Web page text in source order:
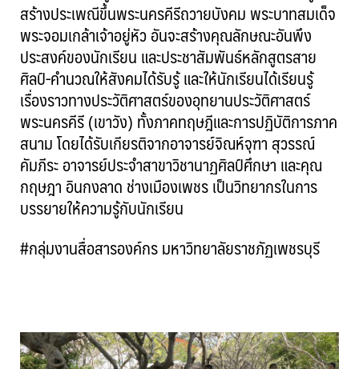
สร้างประเพณีขึ้นพระนครคีรีถวายบังคม พระบาทสมเด็จ
พระจอมเกล้าเจ้าอยู่หัว อันจะสร้างคุณลักษณะอันพึง
ประสงค์ของนักเรียน และประชาสัมพันธ์หลักสูตรสาย
ศิลป์-คำนวณให้สังคมได้รับรู้ และให้นักเรียนได้เรียนรู้
เรื่องราวทางประวัติศาสตร์ของอุทยานประวัติศาสตร์
พระนครคีรี (เขาวัง) ทั้งภาคทฤษฎีและการปฏิบัติการภาค
สนาม โดยได้รับเกียรติจากอาจารย์จิณห์จุฑา สุวรรณ์
คัมภีระ อาจารย์ประจำสาขาวิชานาฏศิลป์ศึกษา และคุณ
กฤษฎา อินกงลาด ช่างเมืองเพชร เป็นวิทยากรในการ
บรรยายให้ความรู้กับนักเรียน
#กลุ่มงานสื่อสารองค์กร มหาวิทยาลัยราชภัฏเพชรบุรี